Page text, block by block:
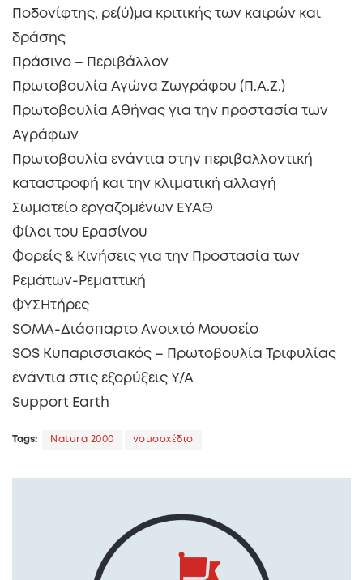
Ποδονίφτης, ρε(ύ)μα κριτικής των καιρών και
δράσης
Πράσινο – Περιβάλλον
Πρωτοβουλία Αγώνα Ζωγράφου (Π.Α.Ζ.)
Πρωτοβουλία Αθήνας για την προστασία των
Αγράφων
Πρωτοβουλία ενάντια στην περιβαλλοντική
καταστροφή και την κλιματική αλλαγή
Σωματείο εργαζομένων ΕΥΑΘ
Φίλοι του Ερασίνου
Φορείς & Κινήσεις για την Προστασία των
Ρεμάτων-Ρεματτική
ΦΥΣΗτήρες
SOMA-Διάσπαρτο Ανοιχτό Μουσείο
SOS Κυπαρισσιακός – Πρωτοβουλία Τριφυλίας
ενάντια στις εξορύξεις Υ/Α
Support Earth
Tags: Natura 2000 νομοσχέδιο